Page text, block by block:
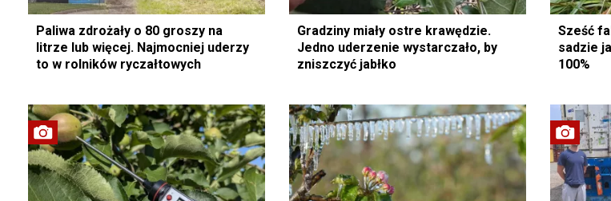
Paliwa zdrożały o 80 groszy na
litrze lub więcej. Najmocniej uderzy
to w rolników ryczałtowych
Gradziny miały ostre krawędzie.
Jedno uderzenie wystarczało, by
zniszczyć jabłko
Sześć
sadzie
100%